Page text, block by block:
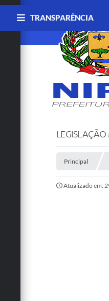
TRANSPARÊNCIA
LEGISLAÇÃO
Principal
Atualizado em: